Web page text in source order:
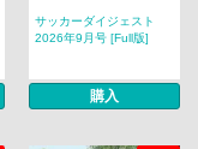
サッカーダイジェスト
2026年9月号 [Full版]
購入